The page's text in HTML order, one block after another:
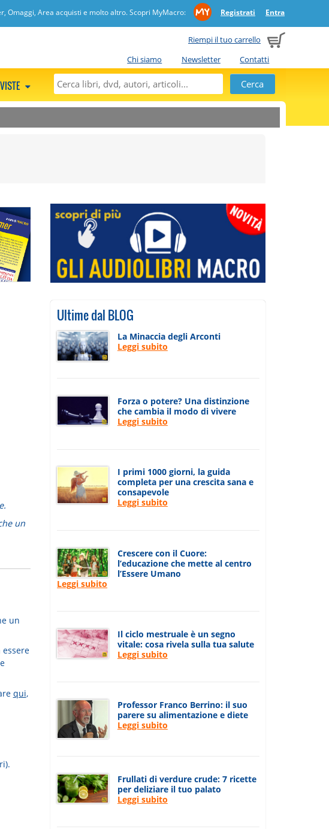
Omaggi, Area acquisti e molto altro. Scopri MyMacro: Registrati Entra
Riempi il tuo carrello
Chi siamo
Newsletter Contatti
un
un
qui,
Ultime dal BLOG
La Minaccia degli Arconti
Leggi subito
Forza o potere? Una distinzione
che cambia il modo di vivere
Leggi subito
I primi 1000 giorni, la guida
completa per una crescita sana e
consapevole
Leggi subito
Crescere con il Cuore:
l’educazione che mette al centro
l’Essere Umano
Leggi subito
Il ciclo mestruale è un segno
vitale: cosa rivela sulla tua salute
Leggi subito
Professor Franco Berrino: il suo
parere su alimentazione e diete
Leggi subito
Frullati di verdure crude: 7 ricette
per deliziare il tuo palato
Leggi subito